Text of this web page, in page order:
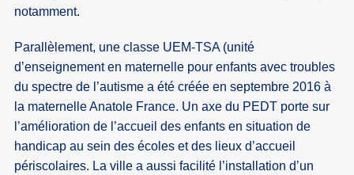
notamment.
Parallèlement, une classe UEM-TSA (unité
d’enseignement en maternelle pour enfants avec troubles
du spectre de l’autisme a été créée en septembre 2016 à
la maternelle Anatole France. Un axe du PEDT porte sur
l’amélioration de l’accueil des enfants en situation de
handicap au sein des écoles et des lieux d’accueil
périscolaires. La ville a aussi facilité l’installation d’un